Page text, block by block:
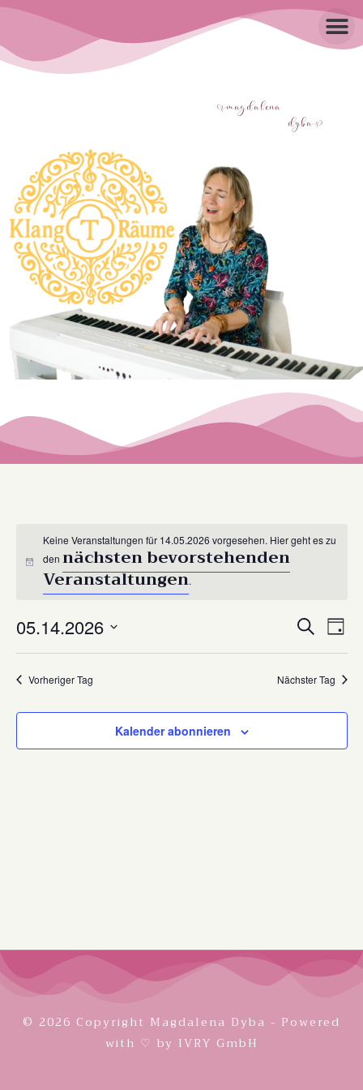
agdalena
dyb
Hinweis
Keine Veranstaltungen für 14.05.2026 vorgesehen. Hier geht es zu
den nächsten bevorstehenden
Veranstaltungen.
Suche
und
SucheTag
05.14.2026
Datum
wählen.
Vorheriger Tag Nächster Tag
Kalender abonnieren
© 2026 Copyright Magdalena Dyba - Powered
with ♡ by IVRY GmbH